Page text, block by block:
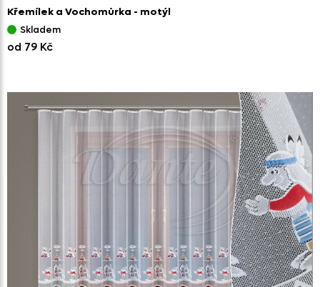
Křemílek a Vochomůrka - motýl
Skladem
od 79 Kč